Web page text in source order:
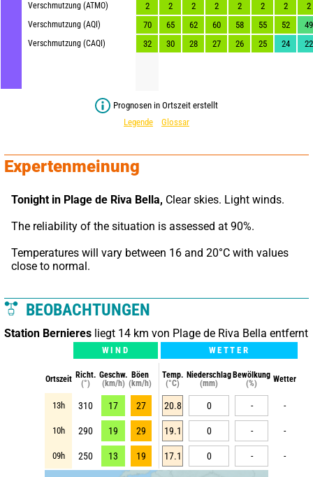
Verschmutzung (ATMO)
Verschmutzung (AQI)
Verschmutzung (CAQI)
2 2 2 2 2 2 2
2
70
65 62 60 58 55 52
49
32
30 28 27 26 25 24 22
Prognosen in Ortszeit erstellt
Legende
Glossar
Expertenmeinung
Tonight in Plage de Riva Bella, Clear skies. Light winds.
The reliability of the situation is assessed at 90%.
Temperatures will vary between 16 and 20°C with values
close to normal.
BEOBACHTUNGEN
Station Bernieres liegt 14 km von Plage de Riva Bella entfernt
WIND WETTER
Ortszeit Richt.
(°)
Geschw.
(km/h)
Böen
(km/h)
Temp.
(°C)
Niederschlag
(mm)
Bewölkung
(%)
Wetter
13h 310 17 27 20.8 0 - -
10h 290 19 29 19.1 0 - -
09h 250 13 19 17.1 0 - -